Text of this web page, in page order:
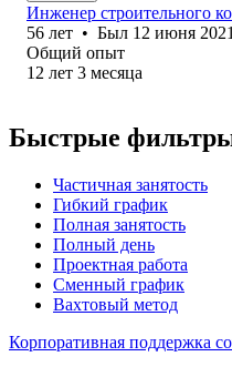
Инженер строительного
56 лет • Был 12 июня 2021
Общий опыт
12 лет 3 месяца
Быстрые
Частичная занятость
Гибкий график
Полная занятость
Полный день
Проектная работа
Сменный график
Вахтовый метод
Корпоративная поддержка